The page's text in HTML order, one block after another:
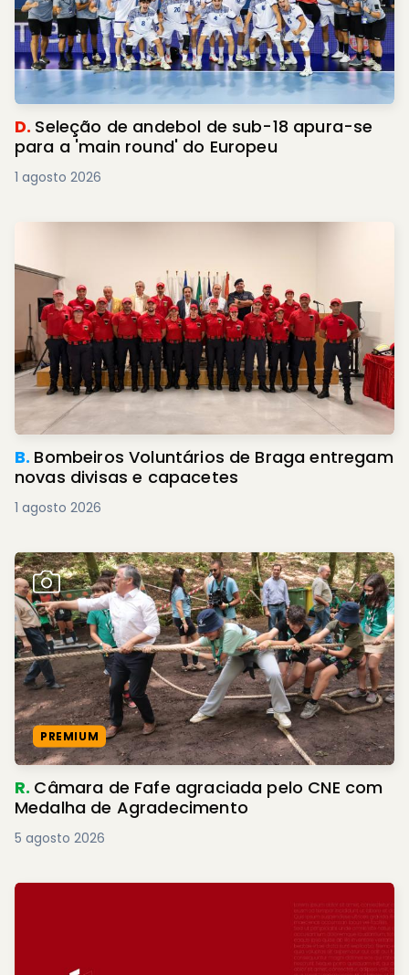
D. Seleção de andebol de sub-18 apura-se
para a 'main round' do Europeu
1 agosto 2026
B. Bombeiros Voluntários de Braga entregam
novas divisas e capacetes
1 agosto 2026
PREMIUM
R. Câmara de Fafe agraciada pelo CNE com
Medalha de Agradecimento
5 agosto 2026